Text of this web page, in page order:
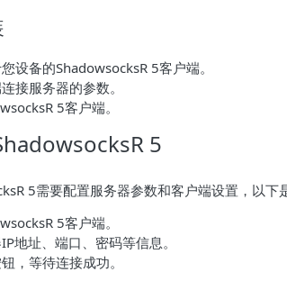
设备的ShadowsocksR 5客户端。
接服务器的参数。
5客户端。
5
5需要配置服务器参数和客户端设置，以下
5客户端。
地址、端口、密码等信息。
，等待连接成功。